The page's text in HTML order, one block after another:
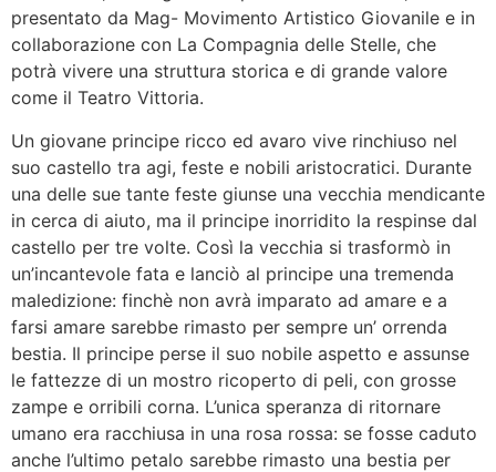
presentato da Mag- Movimento Artistico Giovanile e in
collaborazione con La Compagnia delle Stelle, che
potrà vivere una struttura storica e di grande valore
come il Teatro Vittoria.
Un giovane principe ricco ed avaro vive rinchiuso nel
suo castello tra agi, feste e nobili aristocratici. Durante
una delle sue tante feste giunse una vecchia mendicante
in cerca di aiuto, ma il principe inorridito la respinse dal
castello per tre volte. Così la vecchia si trasformò in
un’incantevole fata e lanciò al principe una tremenda
maledizione: finchè non avrà imparato ad amare e a
farsi amare sarebbe rimasto per sempre un’ orrenda
bestia. Il principe perse il suo nobile aspetto e assunse
le fattezze di un mostro ricoperto di peli, con grosse
zampe e orribili corna. L’unica speranza di ritornare
umano era racchiusa in una rosa rossa: se fosse caduto
anche l’ultimo petalo sarebbe rimasto una bestia per